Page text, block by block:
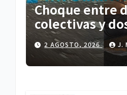
Choque entre
colectivas y
deja cinco
lesionadas en
2 AGOSTO, 2026 J.